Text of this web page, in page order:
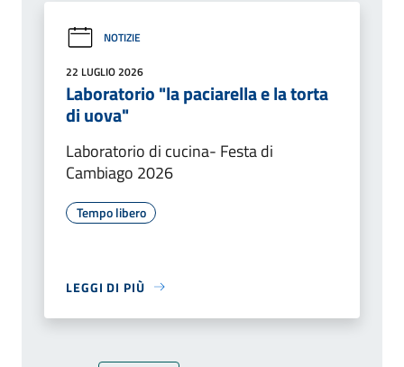
NOTIZIE
22 LUGLIO 2026
Laboratorio "la paciarella e la torta
di uova"
Laboratorio di cucina- Festa di
Cambiago 2026
Tempo libero
LEGGI DI PIÙ